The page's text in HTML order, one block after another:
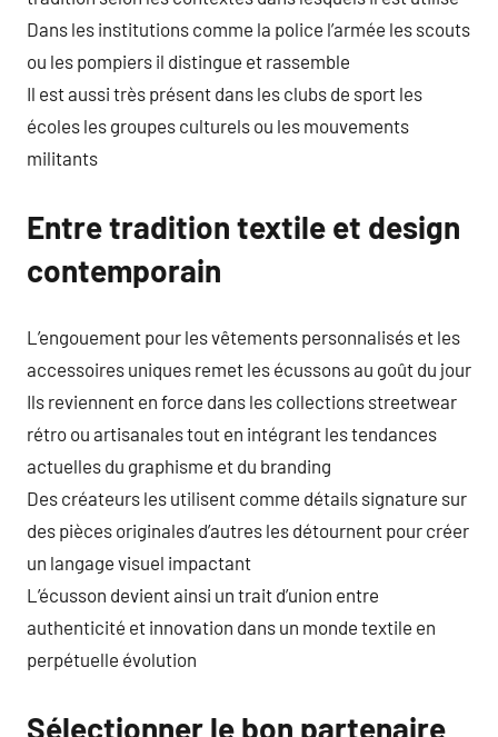
Dans les institutions comme la police l’armée les scouts
ou les pompiers il distingue et rassemble
Il est aussi très présent dans les clubs de sport les
écoles les groupes culturels ou les mouvements
militants
Entre tradition textile et design
contemporain
L’engouement pour les vêtements personnalisés et les
accessoires uniques remet les écussons au goût du jour
Ils reviennent en force dans les collections streetwear
rétro ou artisanales tout en intégrant les tendances
actuelles du graphisme et du branding
Des créateurs les utilisent comme détails signature sur
des pièces originales d’autres les détournent pour créer
un langage visuel impactant
L’écusson devient ainsi un trait d’union entre
authenticité et innovation dans un monde textile en
perpétuelle évolution
Sélectionner le bon partenaire